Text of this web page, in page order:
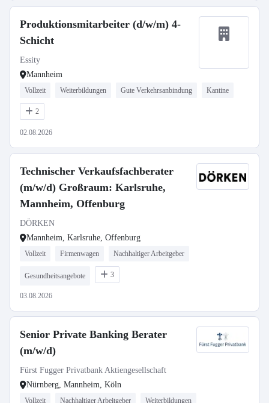
Produktionsmitarbeiter (d/w/m) 4-
Schicht
Essity
Mannheim
Vollzeit Weiterbildungen Gute Verkehrsanbindung Kantine
2
02.08.2026
Technischer Verkaufsfachberater
(m/w/d) Großraum: Karlsruhe,
Mannheim, Offenburg
DÖRKEN
Mannheim, Karlsruhe, Offenburg
Vollzeit Firmenwagen Nachhaltiger Arbeitgeber
Gesundheitsangebote 3
03.08.2026
Senior Private Banking Berater
(m/w/d)
Fürst Fugger Privatbank Aktiengesellschaft
Nürnberg, Mannheim, Köln
Vollzeit Nachhaltiger Arbeitgeber Weiterbildungen